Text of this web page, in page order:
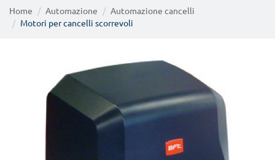
Home Automazione
Automazione cancelli
Motori per cancelli scorrevoli